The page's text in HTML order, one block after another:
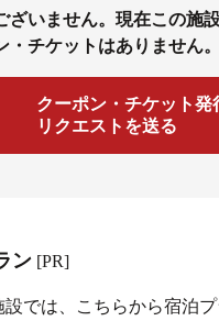
ざいません。現在この施
・チケットはありません。
クーポン・チケット発
リクエストを送る
ン [PR]
設では、こちらから宿泊